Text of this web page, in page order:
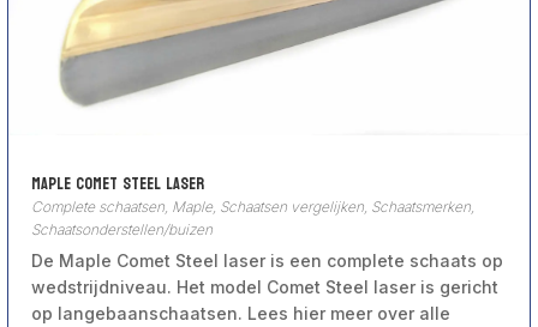
Maple Comet Steel laser
Complete schaatsen Maple, Schaatsen vergelijken Schaatsmerken
Schaatsonderstellen/buizen
De Maple Comet Steel laser is een complete schaats op
wedstrijdniveau. Het model Comet Steel laser is gericht
op langebaanschaatsen. Lees hier meer over alle